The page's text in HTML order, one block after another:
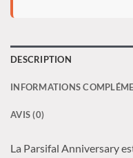
DESCRIPTION
INFORMATIONS
AVIS (0)
La Parsifal Anniversary